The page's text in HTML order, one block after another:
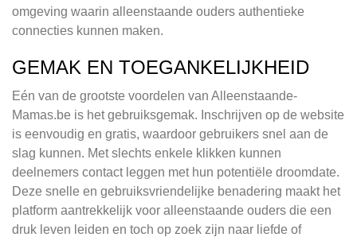
omgeving waarin alleenstaande ouders authentieke
connecties kunnen maken.
GEMAK EN TOEGANKELIJKHEID
Eén van de grootste voordelen van Alleenstaande-
Mamas.be is het gebruiksgemak. Inschrijven op de website
is eenvoudig en gratis, waardoor gebruikers snel aan de
slag kunnen. Met slechts enkele klikken kunnen
deelnemers contact leggen met hun potentiële droomdate.
Deze snelle en gebruiksvriendelijke benadering maakt het
platform aantrekkelijk voor alleenstaande ouders die een
druk leven leiden en toch op zoek zijn naar liefde of